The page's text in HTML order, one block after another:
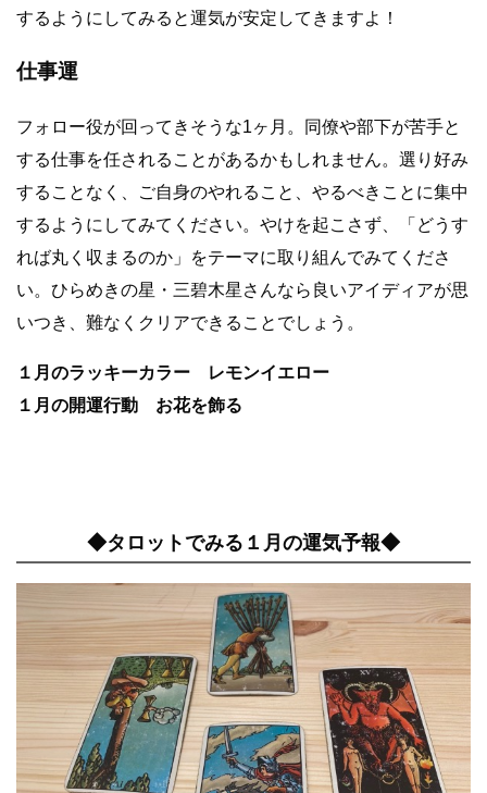
するようにしてみると運気が安定してきますよ！
仕事運
フォロー役が回ってきそうな1ヶ月。同僚や部下が苦手と
する仕事を任されることがあるかもしれません。選り好み
することなく、ご自身のやれること、やるべきことに集中
するようにしてみてください。やけを起こさず、「どうす
れば丸く収まるのか」をテーマに取り組んでみてくださ
い。ひらめきの星・三碧木星さんなら良いアイディアが思
いつき、難なくクリアできることでしょう。
１月のラッキーカラー レモンイエロー
１月の開運行動 お花を飾る
◆タロットでみる１月の運気予報◆